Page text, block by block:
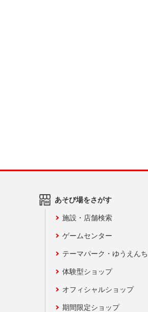
あそび場をさがす
施設・店舗検索
ゲームセンター
テーマパーク・ゆうえんち
体験型ショップ
オフィシャルショップ
期間限定ショップ